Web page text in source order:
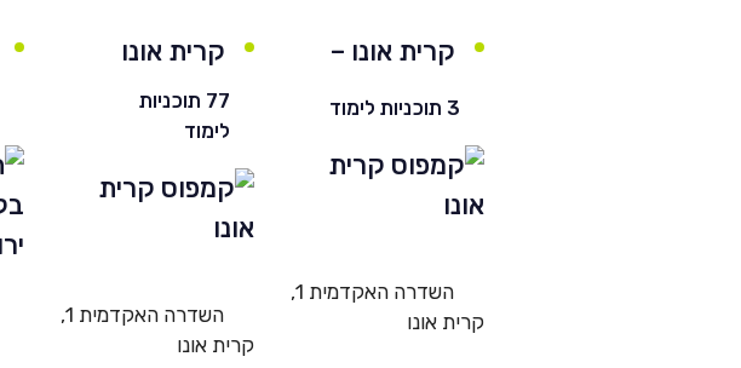
קרית אונו –
3 תוכניות לימוד
השדרה האקדמית 1,
קרית אונו
קרית אונו
77 תוכניות
לימוד
השדרה האקדמית 1,
קרית אונו